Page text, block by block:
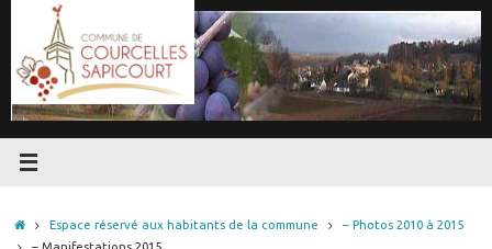
contenu
Accueil
Espace réservé aux habitants de la commune
– Photos 2010 à 2015